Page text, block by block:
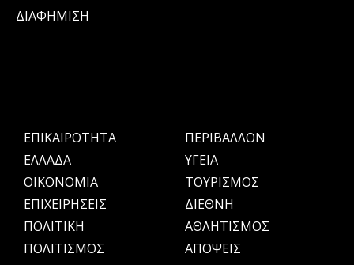
ΔΙΑΦΗΜΙΣΗ
ΕΠΙΚΑΙΡΟΤΗΤΑ
ΕΛΛΑΔΑ
OIKONOMIA
ΕΠΙΧΕΙΡΗΣΕΙΣ
ΠΟΛΙΤΙΚΗ
ΠΟΛΙΤΙΣΜΟΣ
ΠΕΡΙΒΑΛΛΟΝ
ΥΓΕΙΑ
ΤΟΥΡΙΣΜΟΣ
ΔΙΕΘΝΗ
ΑΘΛΗΤΙΣΜΟΣ
ΑΠΟΨΕΙΣ